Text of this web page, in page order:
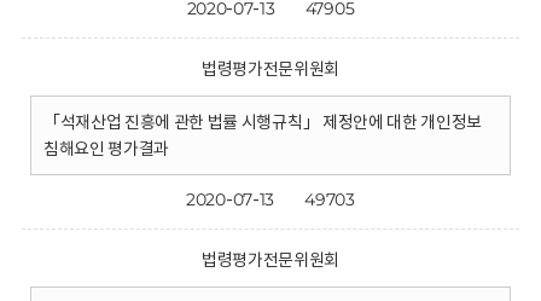
2020-07-13 47905
법령평가전문위원회
「석재산업 진흥에 관한 법률 시행규칙」 제정안에 대한 개인정보
침해요인 평가결과
2020-07-13 49703
법령평가전문위원회